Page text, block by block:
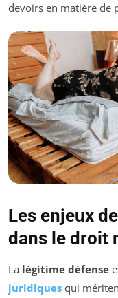
devoirs en matière de
Les enjeux
dans le droit
La légitime défense
juridiques qui